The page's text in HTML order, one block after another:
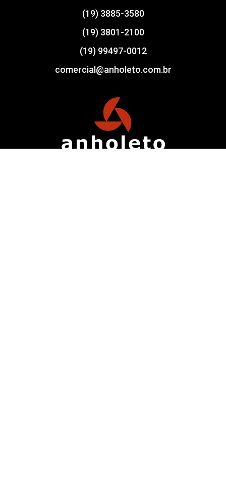
(19) 3885-3580
(19) 3801-2100
(19) 99497-0012
comercial@anholeto.com.br